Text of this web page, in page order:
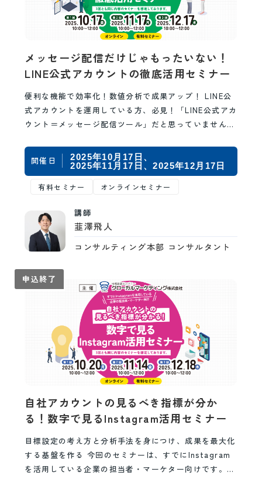
開催日
2025年10月17日
2025年11月17日
2025年12月17日
有料セミナー オンラインセミナー
メッセージ配信だけじゃもったいない！
LINE公式アカウントの徹底活用セミナー
便利な機能で効率化！数値分析で成果アップ！ LINE公
式アカウントを運用している方、必見！「LINE公式アカ
ウント＝メッセージ配信ツール」だと思っていません
講師
韮澤飛人
コンサルティング本部 コンサルタント
申込終了
自社アカウントの見るべき指標が分か
る！数字で見るInstagram活用セミナー
目標設定の考え方と分析手法を身につけ、成果を最大化
する基盤を作る 今回のセミナーは、すでにInstagram
を活用している企業の担当者・マーケター向けです。場